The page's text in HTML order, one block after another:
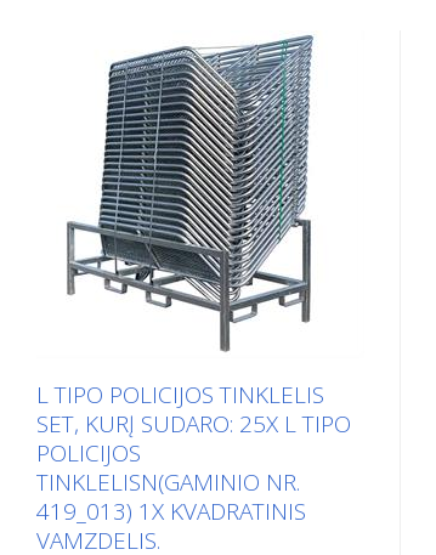
L TIPO POLICIJOS TINKLELIS
SET, KURĮ SUDARO: 25X L TIPO
POLICIJOS
TINKLELISN(GAMINIO NR.
419_013) 1X KVADRATINIS
VAMZDELIS.